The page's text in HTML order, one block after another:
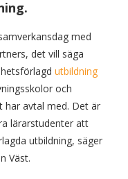
med
det vill säga
utbildning
och
har avtal med. Det är
lärarstudenter att
utbildning, säger
Väst.